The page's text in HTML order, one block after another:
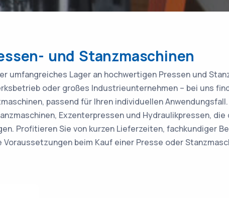
und Stanzmaschinen
umfangreiches Lager an hochwertigen Pressen und
oder großes Industrieunternehmen – bei uns
passend für Ihren individuellen
Exzenterpressen und Hydraulikpressen,
Profitieren Sie von kurzen Lieferzeiten, fachkundiger
Voraussetzungen beim Kauf einer Presse oder